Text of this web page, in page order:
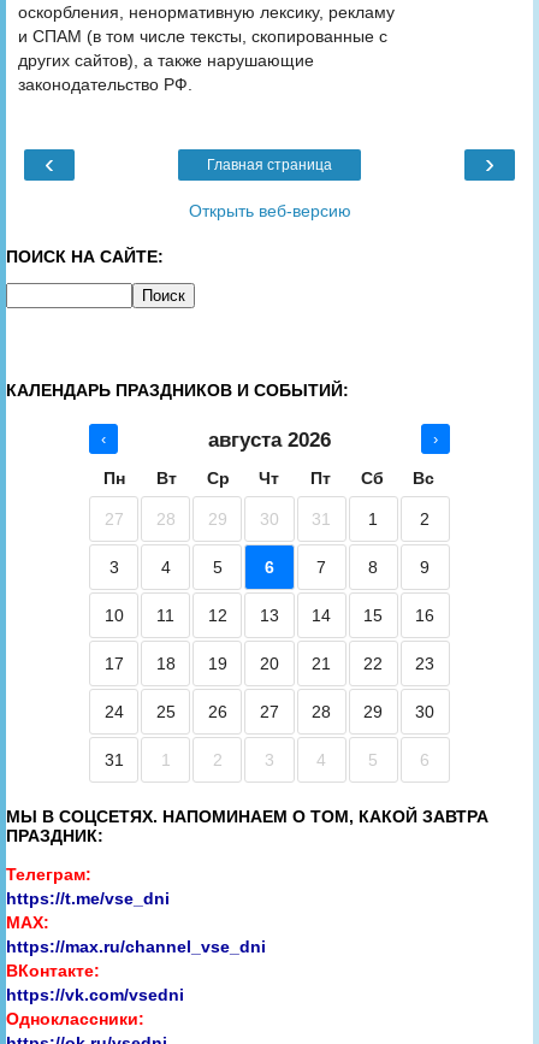
оскорбления, ненормативную лексику, рекламу
и СПАМ (в том числе тексты, скопированные с
других сайтов), а также нарушающие
законодательство РФ.
‹ ›
Главная страница
Открыть веб-версию
ПОИСК НА САЙТЕ:
КАЛЕНДАРЬ ПРАЗДНИКОВ И СОБЫТИЙ:
‹ августа 2026 ›
Пн Вт Ср Чт Пт Сб Вс
27 28 29 30 31 1 2
3 4 5 6 7 8 9
10 11 12 13 14 15 16
17 18 19 20 21 22 23
24 25 26 27 28 29 30
31 1 2 3 4 5 6
МЫ В СОЦСЕТЯХ. НАПОМИНАЕМ О ТОМ, КАКОЙ ЗАВТРА
ПРАЗДНИК:
Телеграм:
https://t.me/vse_dni
MAX:
https://max.ru/channel_vse_dni
ВКонтакте:
https://vk.com/vsedni
Одноклассники: